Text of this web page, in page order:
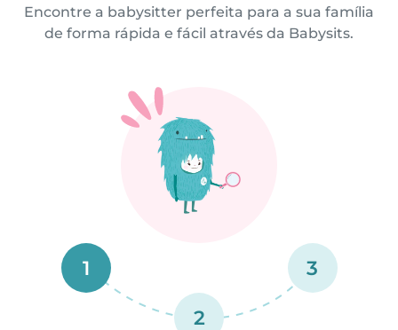
Encontre a babysitter perfeita para a sua família
de forma rápida e fácil através da Babysits.
1
2
3